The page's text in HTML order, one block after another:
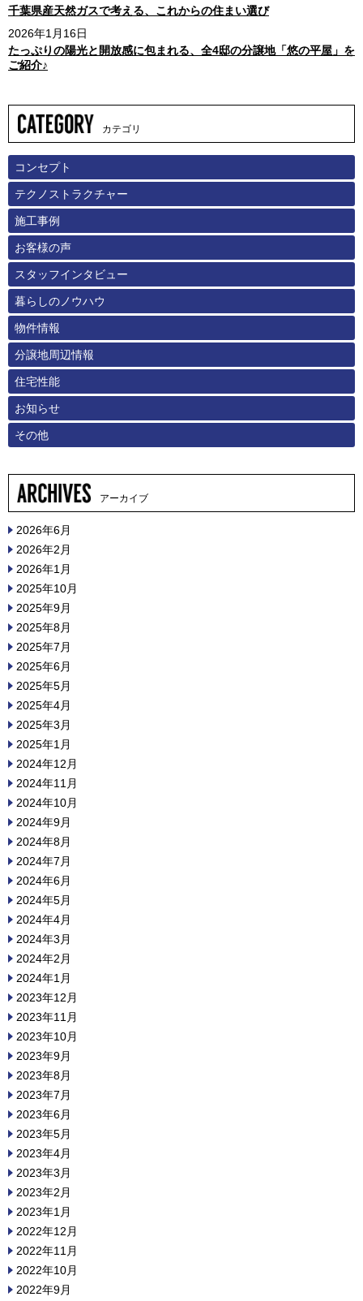
千葉県産天然ガスで考える、これからの住まい選び
2026年1月16日
たっぷりの陽光と開放感に包まれる、全4邸の分譲地「悠の平屋」を
ご紹介♪
カテゴリ
コンセプト
テクノストラクチャー
施工事例
お客様の声
スタッフインタビュー
暮らしのノウハウ
物件情報
分譲地周辺情報
住宅性能
お知らせ
その他
アーカイブ
2026年6月
2026年2月
2026年1月
2025年10月
2025年9月
2025年8月
2025年7月
2025年6月
2025年5月
2025年4月
2025年3月
2025年1月
2024年12月
2024年11月
2024年10月
2024年9月
2024年8月
2024年7月
2024年6月
2024年5月
2024年4月
2024年3月
2024年2月
2024年1月
2023年12月
2023年11月
2023年10月
2023年9月
2023年8月
2023年7月
2023年6月
2023年5月
2023年4月
2023年3月
2023年2月
2023年1月
2022年12月
2022年11月
2022年10月
2022年9月